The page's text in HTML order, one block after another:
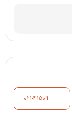
021-41509